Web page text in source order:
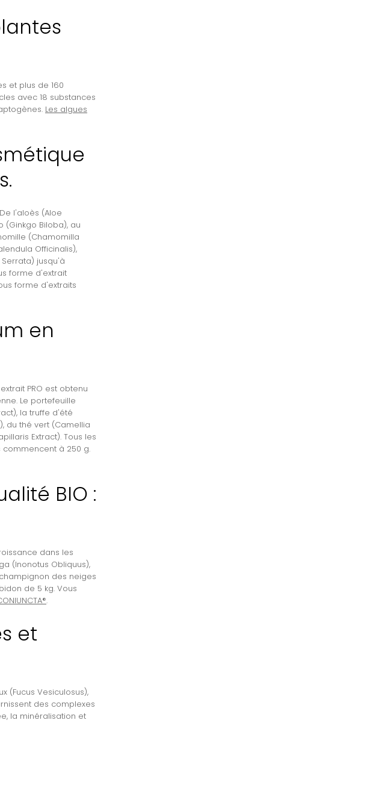
et plus de 160
avec 18 substances
Les algues
l'aloès (Aloe
(Ginkgo Biloba), au
(Chamomilla
Officinalis),
jusqu'à
forme d'extrait
forme d'extraits
en
PRO est obtenu
Le portefeuille
la truffe d'été
du thé vert (Camellia
Extract). Tous les
commencent à 250 g.
BIO :
dans les
(Inonotus Obliquus),
des neiges
de 5 kg. Vous
.
et
(Fucus Vesiculosus),
des complexes
la minéralisation et